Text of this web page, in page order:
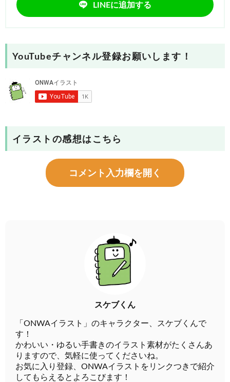
LINEに追加する
YouTubeチャンネル登録お願いします！
イラストの感想はこちら
コメント入力欄を開く
スケブくん
「ONWAイラスト」のキャラクター、スケブくんで
す！
かわいい・ゆるい手書きのイラスト素材がたくさんあ
りますので、気軽に使ってくださいね。
お気に入り登録、ONWAイラストをリンクつきで紹介
してもらえるとよろこびます！